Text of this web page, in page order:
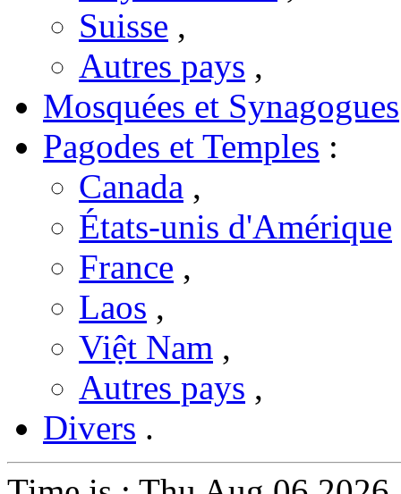
Suisse ,
Autres pays ,
Mosquées et Synagogues
Pagodes et Temples :
Canada ,
États-unis d'Amérique
France ,
Laos ,
Việt Nam ,
Autres pays ,
Divers .